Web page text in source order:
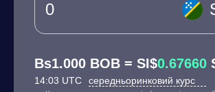
Bs1.000 BOB = SI$0.67660
14:03 UTC середньоринковий курс